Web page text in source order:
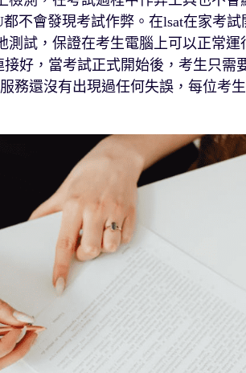
不會發現考試作弊。在lsat在家考
試，保證在考生電腦上可以正常運
好，當考試正式開始後，考生只需
服務還沒有出現過任何失誤，每位考